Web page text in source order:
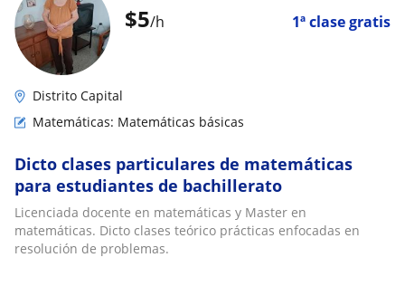
$5/h 1ª clase gratis
Distrito Capital
Matemáticas: Matemáticas básicas
Dicto clases particulares de matemáticas
para estudiantes de bachillerato
Licenciada docente en matemáticas y Master en
matemáticas. Dicto clases teórico prácticas enfocadas en
resolución de problemas.